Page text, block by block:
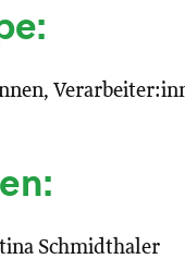
Schmidthaler